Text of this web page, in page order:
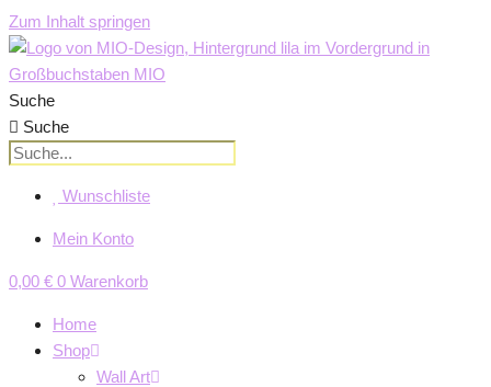
Zum Inhalt springen
Suche
Suche
Wunschliste
Mein Konto
0,00 € 0 Warenkorb
Home
Shop
Wall Art